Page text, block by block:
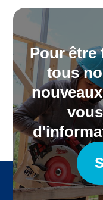
Pour être
tous